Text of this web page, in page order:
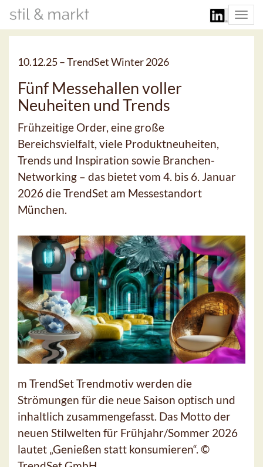
10.12.25 –TrendSet Winter 2026
Fünf Messehallen voller
Neuheiten und Trends
Frühzeitige Order, eine große
Bereichsvielfalt, viele Produktneuheiten,
Trends und Inspiration sowie Branchen-
Networking – das bietet vom 4. bis 6. Januar
2026 die TrendSet am Messestandort
München.
m TrendSet Trendmotiv werden die
Strömungen für die neue Saison optisch und
inhaltlich zusammengefasst. Das Motto der
neuen Stilwelten für Frühjahr/Sommer 2026
lautet „Genießen statt konsumieren“. ©